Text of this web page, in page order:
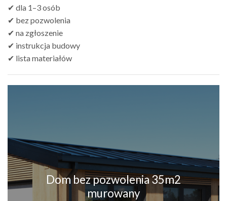
✔ dla 1–3 osób
✔ bez pozwolenia
✔ na zgłoszenie
✔ instrukcja budowy
✔ lista materiałów
Dom bez pozwolenia 35m2
murowany